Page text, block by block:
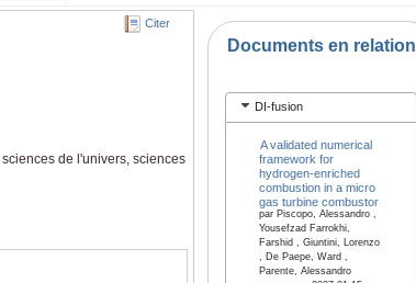
Citer
de l'univers, sciences
Documents en relation
DI-fusion
A validated numerical
framework for
hydrogen-enriched
combustion in a micro
gas turbine combustor
par Piscopo, Alessandro ,
Yousefzad Farrokhi,
Farshid , Giuntini, Lorenzo
, De Paepe, Ward ,
Parente, Alessandro